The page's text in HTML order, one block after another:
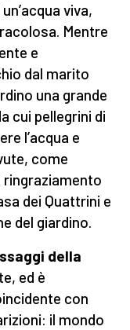
viva,
Mentre
e
dal marito
una grande
cui pellegrini di
l’acqua e
come
dei Quattrini e
del giardino.
della
ed è
con
il mondo